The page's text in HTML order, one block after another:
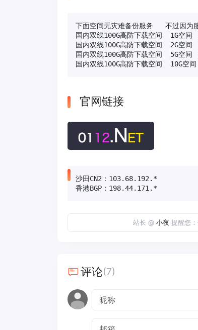
下面空间无灾难备份服务   不过因为
国内双线100G高防下载空间  1G空
国内双线100G高防下载空间  2G空
国内双线100G高防下载空间  5G空
国内双线100G高防下载空间  10G
官网链接
沙田CN2：103.68.192.*
香港BGP：198.44.171.*
站长 @ 小夜 提醒您
评论(7)